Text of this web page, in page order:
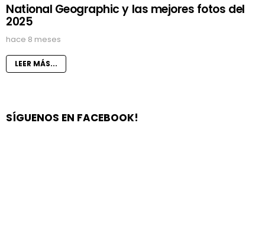
National Geographic y las mejores fotos del
2025
hace 8 meses
LEER MÁS...
SÍGUENOS EN FACEBOOK!